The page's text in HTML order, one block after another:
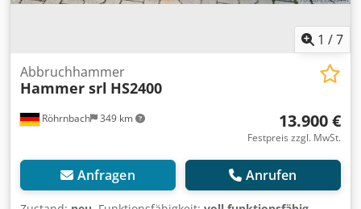
1 /7
Röhrnbach 349 km
Abbruchhammer
Hammer srl HS2400
13.900 €
Festpreis zzgl. MwSt.
Anfragen Anrufen